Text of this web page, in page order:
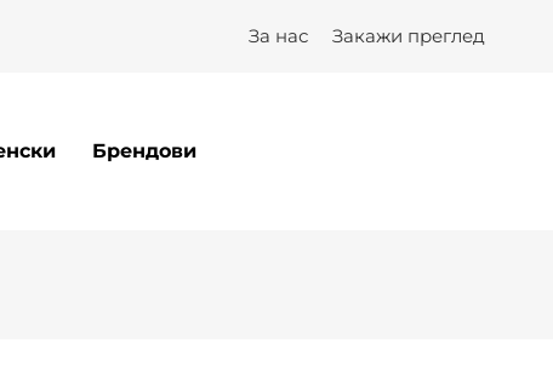
За нас Закажи преглед
Брендови